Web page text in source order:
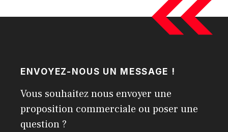
ENVOYEZ-NOUS UN MESSAGE !
Vous souhaitez nous envoyer une
proposition commerciale ou poser une
question ?